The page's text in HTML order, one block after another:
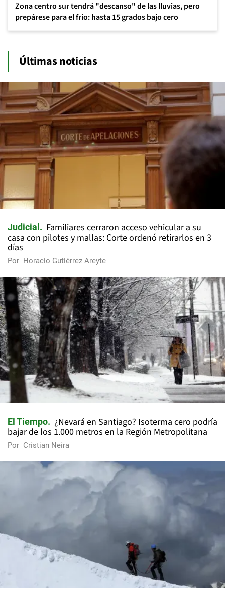
Zona centro sur tendrá "descanso" de las lluvias, pero
prepárese para el frío: hasta 15 grados bajo cero
Últimas noticias
Judicial
Familiares cerraron acceso vehicular a su
casa con pilotes y mallas: Corte ordenó retirarlos en 3
días
Por Horacio Gutiérrez Areyte
El Tiempo
¿Nevará en Santiago? Isoterma cero podría
bajar de los 1.000 metros en la Región Metropolitana
Por Cristian Neira